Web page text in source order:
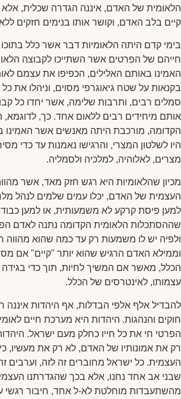
הלאומית של האדם, איננה הגדרה שכלית,
קיים בלב האדם, וקושר אותו בנימים חזקים
בימי קדם היתה הלאומיות דבר אשר כלל
חייהם של הפרטים אשר השתייכו לקבוצה
האמינו באותם האלילים, הכפיפו את עצמם
בקנאות על שטח גיאוגרפי מסוים, וניהלו את
סמלים רבים, ותרבות שלימה, אשר יחדו כל
אותם מיחידים רבים ללאום אחד. כך, לדוגמא,
הקדומה, מורכבת היתה מאנשים אשר האמינו
היו לשלטון המצרי, והרגישו נאמנות עד כדי
מצרים, לאלוהיה, למלכיה ולסמליה.
מכיון שהלאומיות היא רגש חזק מאד, אשר
העצמית של האדם, יכלו עמים שלמים לנהל
למען פיסת קרקע לא משמעותית, או למען כבודו
שההסתכלות הלאומית הקדומה נתנה לאדם
ולפיה יש לו משמעות רק עד כמה שהוא מהווה
וממילא האדם הרגיש שהוא יותר "קיים" אם
הכלל, מאשר אם המשיך לחיות, תוך כדי בגידה
עצמותו, לאינטרסים של הכלל.
להבדיל אלף אלפי הבדלות, אף היהדות איננה
חוקים והנהגות. היהדות היא מערכת חיים
הפרטי חי את כל חייו כחלק מעם ישראל.
רק את אמונותיו של האדם, לא רק את מעשיו,
העצמית. כל ישראל מחוברים זה לזה, וערבים
שבני אב אחד נחנו, אלא בכך שהגדרתנו
מהשתעבדות מוחלטת לא-ל אחד, חיבור רגשי